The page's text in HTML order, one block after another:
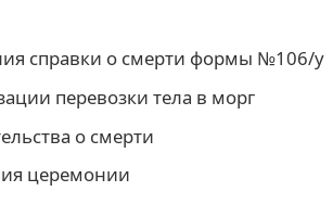
справки о смерти формы №106/у
перевозки тела в морг
о смерти
церемонии